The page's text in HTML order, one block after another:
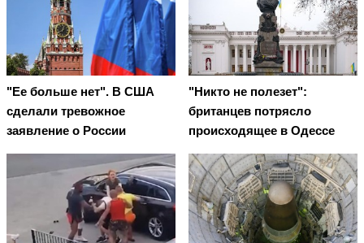
"Ее больше нет". В США
сделали тревожное
заявление о России
"Никто не полезет":
британцев потрясло
происходящее в Одессе